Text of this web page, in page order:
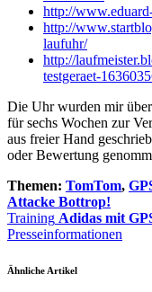
http://
http://
laufuhr/
http://
testgeraet-
Die Uhr wurden mir
für sechs Wochen zur
aus freier Hand
oder Bewertung
Themen: TomTom,
Attacke Bottrop!
Training Adidas mit
Presseinformationen
Ähnliche Artikel